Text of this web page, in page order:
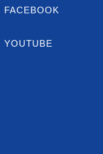
方案
赖复康巴士接送，需要
FACEBOOK
YOUTUBE